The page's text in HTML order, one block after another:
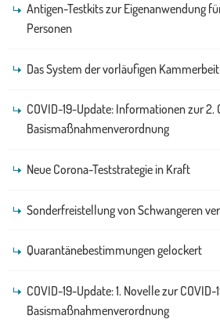
Antigen-Testkits zur Eigenanwendung
Personen
Das System der vorläufigen
COVID-19-Update: Informationen zur 2.
Basismaßnahmenverordnung
Neue Corona-Teststrategie in Kraft
Sonderfreistellung von Schwangeren
Quarantänebestimmungen gelockert
COVID-19-Update: 1. Novelle zur COVID-
Basismaßnahmenverordnung